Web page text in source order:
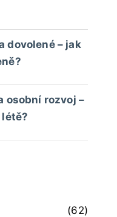
dovolené – jak
osobní rozvoj –
(62)